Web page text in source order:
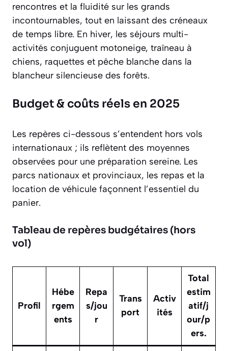
rencontres et la fluidité sur les grands
incontournables, tout en laissant des créneaux
de temps libre. En hiver, les séjours multi-
activités conjuguent motoneige, traîneau à
chiens, raquettes et pêche blanche dans la
blancheur silencieuse des forêts.
Budget & coûts réels en 2025
Les repères ci-dessous s’entendent hors vols
internationaux ; ils reflètent des moyennes
observées pour une préparation sereine. Les
parcs nationaux et provinciaux, les repas et la
location de véhicule façonnent l’essentiel du
panier.
Tableau de repères budgétaires (hors
vol)
Profil
Hébe
rgem
ents
Repa
s/jou
r
Trans
port
Activ
ités
Total
estim
atif/j
our/p
ers.